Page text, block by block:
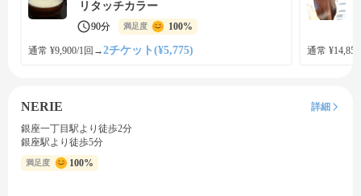
リタッチカラー
90分 満足度 100%
通常 ¥9,900/1回 →2チケット(¥5,775) 通常
NERIE
詳細
銀座一丁目駅より徒歩2分
銀座駅より徒歩5分
満足度 100%